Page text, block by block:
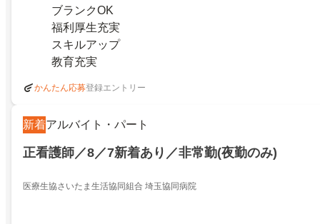
ブランクOK
福利厚生充実
スキルアップ
教育充実
かんたん応募登録エントリー
新着アルバイト・パート
正看護師／8／7新着あり／非常勤(夜勤のみ)
医療生協さいたま生活協同組合 埼玉協同病院